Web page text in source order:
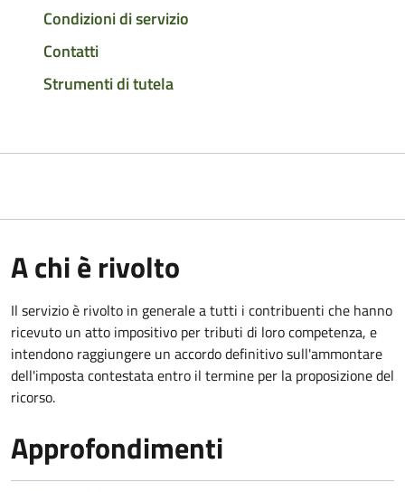
Condizioni di servizio
Contatti
Strumenti di tutela
A chi è rivolto
Il servizioè rivolto in generale a tutti i contribuenti che hanno
ricevuto un atto impositivo per tributi di loro competenza, e
intendono raggiungere un accordo definitivo sull'ammontare
dell'imposta contestata entro il termine per la proposizione del
ricorso.
Approfondimenti